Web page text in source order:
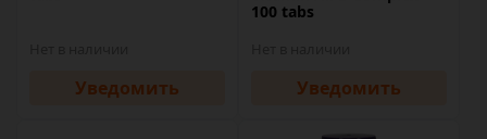
Уведомить
100 tabs
Уведомить